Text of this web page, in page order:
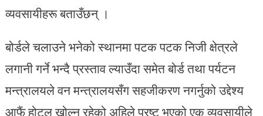
व्यवसायीहरू बताउँछन् ।
बोर्डले चलाउने भनेको स्थानमा पटक पटक निजी क्षेत्रले
लगानी गर्ने भन्दै प्रस्ताव ल्याउँदा समेत बोर्ड तथा पर्यटन
मन्त्रालयले वन मन्त्रालयसँग सहजीकरण नगर्नुको उद्देश्य
आफैं होटल खोल्नु रहेको अहिले प्रष्ट भएको एक व्यवसायीले